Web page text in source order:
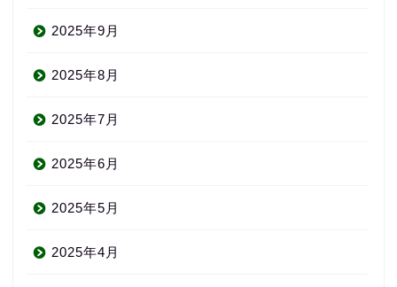
2025年9月
2025年8月
2025年7月
2025年6月
2025年5月
2025年4月